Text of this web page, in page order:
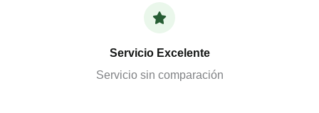
Servicio Excelente
Servicio sin comparación